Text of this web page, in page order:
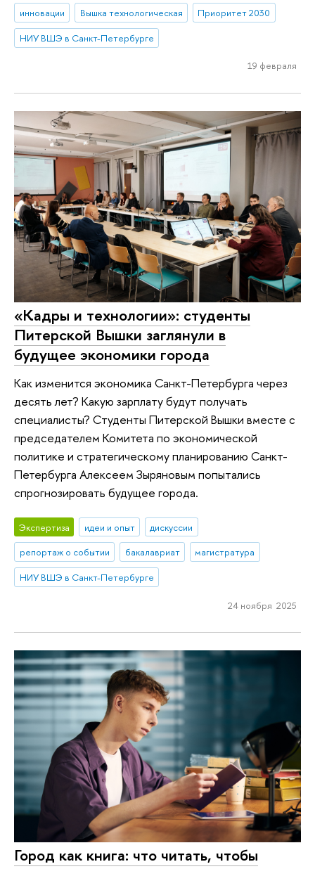
инновации
Вышка технологическая
Приоритет 2030
НИУ ВШЭ в Санкт-Петербурге
19 февраля
«Кадры и технологии»: студенты
Питерской Вышки заглянули в
будущее экономики города
Как изменится экономика Санкт-Петербурга через
десять лет? Какую зарплату будут получать
специалисты? Студенты Питерской Вышки вместе с
председателем Комитета по экономической
политике и стратегическому планированию Санкт-
Петербурга Алексеем Зыряновым попытались
спрогнозировать будущее города.
Экспертиза идеи и опыт
дискуссии
репортаж о событии
бакалавриат
магистратура
НИУ ВШЭ в Санкт-Петербурге
24 ноября 2025
Город как книга: что читать, чтобы